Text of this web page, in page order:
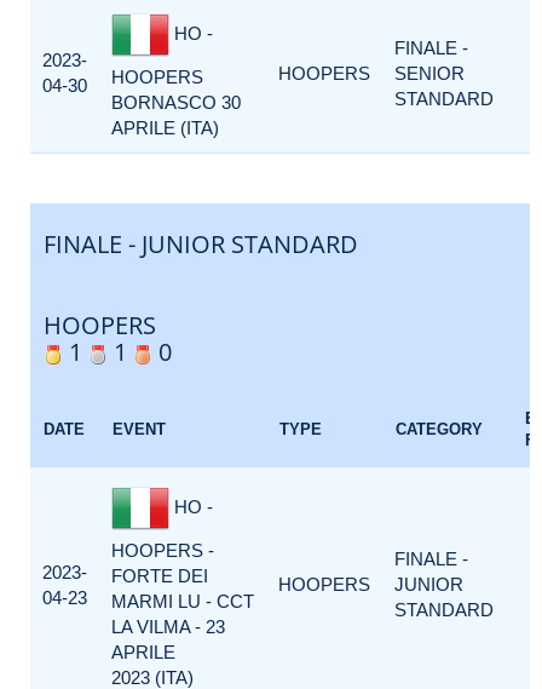
2023-
04-30
HO -
HOOPERS
BORNASCO 30
APRILE (ITA)
HOOPERS
FINALE -
SENIOR
STANDARD
FINALE - JUNIOR STANDARD
HOOPERS
1
1 0
DATE EVENT TYPE CATEGORY
2023-
04-23
HO -
HOOPERS -
FORTE DEI
MARMI LU - CCT
LA VILMA - 23
APRILE
2023 (ITA)
HOOPERS
FINALE -
JUNIOR
STANDARD